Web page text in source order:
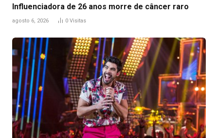
Influenciadora de 26 anos morre de câncer raro
agosto 6, 2026 0 Visitas